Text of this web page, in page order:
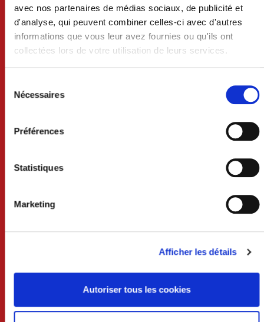
avec nos partenaires de médias sociaux, de publicité et
d'analyse, qui peuvent combiner celles-ci avec d'autres
informations que vous leur avez fournies ou qu'ils ont
collectées lors de votre utilisation de leurs services.
consentement
Nécessaires
Préférences
Statistiques
Marketing
Afficher les détails
Autoriser tous les cookies
VILLE DE CRAON
Nous contacter
Lundi au mercredi 8h30-12h et 13h30-18h
Samedi 9h-12h (uniquement sur rdv)
Liens utiles